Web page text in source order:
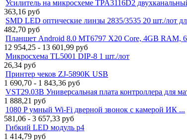
Усилитель на микросхеме TPA3116D2
363,16 руб
SMD LED оптические линзы 2835/3535 20 шт./лот
482,70 руб
Планшет Android 8.0 MT6797 X20 Core, 4GB RAM,
12 954,25 - 13 601,99 руб
Микросхема TL5001 DIP-8 1 шт./лот
26,34 руб
Принтер чеков ZJ-5890K USB
1 690,70 - 1 843,36 руб
VST29.03B Универсальная плата контроллера для
1 888,21 руб
1080 P умный Wi-Fi дверной звонок с камерой ИК ...
581,06 - 3 657,33 руб
Гибкий LED модуль p4
1 414,79 руб